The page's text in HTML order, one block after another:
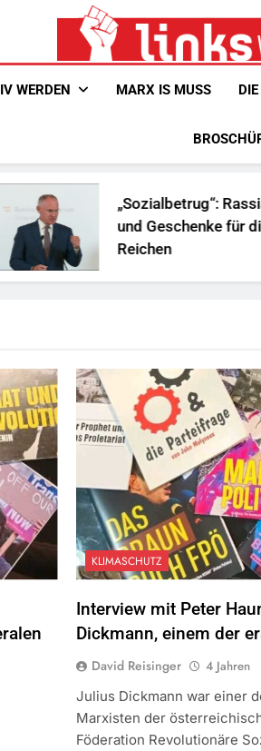
WERDEN MARX IS MUSS
„Sozialbetrug“: Rassismus
und Geschenke für die
Reichen
KLIMASCHUTZ
Interview mit Peter
Dickmann, einem der
David Reisinger 4 Jahren
Julius Dickmann war einer
Marxisten der
Föderation Revolutionäre